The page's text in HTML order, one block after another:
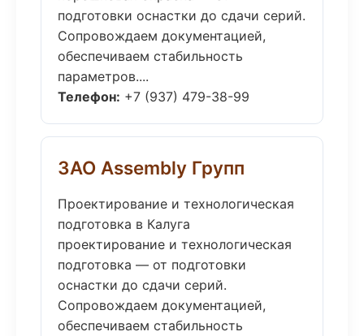
подготовки оснастки до сдачи серий.
Сопровождаем документацией,
обеспечиваем стабильность
параметров....
Телефон: +7 (937) 479-38-99
ЗАО Assembly Групп
Проектирование и технологическая
подготовка в Калуга
проектирование и технологическая
подготовка — от подготовки
оснастки до сдачи серий.
Сопровождаем документацией,
обеспечиваем стабильность